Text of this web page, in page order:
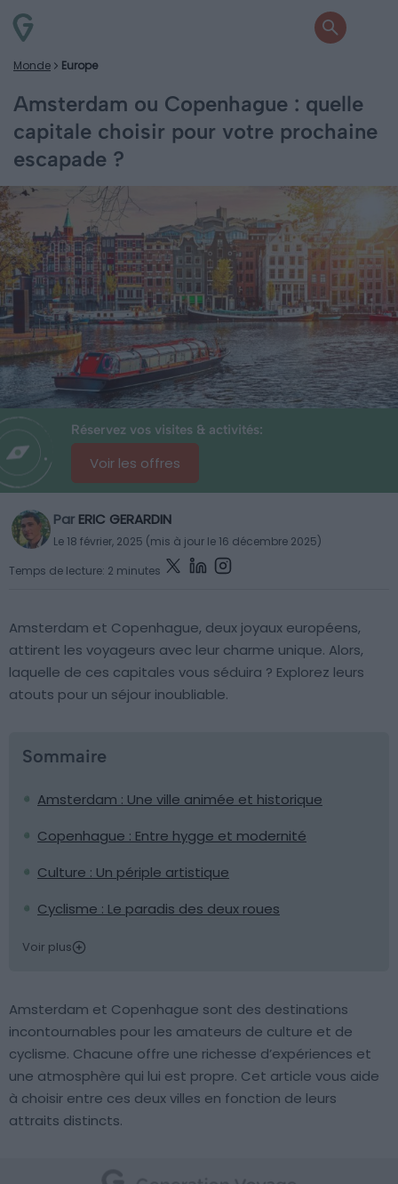
Monde Europe
Amsterdam ou Copenhague : quelle
capitale choisir pour votre prochaine
escapade ?
Réservez vos visites & activités:
Voir les offres
Par ERIC GERARDIN
Le 18 février, 2025 (mis à jour le 16 décembre 2025)
Temps de lecture: 2 minutes
Amsterdam et Copenhague, deux joyaux européens,
attirent les voyageurs avec leur charme unique. Alors,
laquelle de ces capitales vous séduira ? Explorez leurs
atouts pour un séjour inoubliable.
Sommaire
Amsterdam : Une ville animée et historique
Copenhague : Entre hygge et modernité
Culture : Un périple artistique
Cyclisme : Le paradis des deux roues
Voir plus
Amsterdam et Copenhague sont des destinations
incontournables pour les amateurs de culture et de
cyclisme. Chacune offre une richesse d’expériences et
une atmosphère qui lui est propre. Cet article vous aide
à choisir entre ces deux villes en fonction de leurs
attraits distincts.